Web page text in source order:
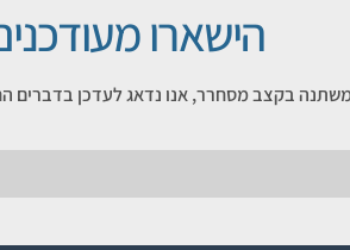
הישארו
בקצב מסחרר, אנו נדאג לעדכן בדברים